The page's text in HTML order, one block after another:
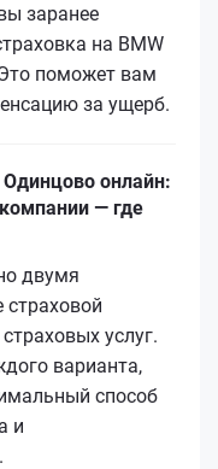
заранее
на BMW
поможет вам
за ущерб.
онлайн:
— где
двумя
услуг.
варианта,
способ
и